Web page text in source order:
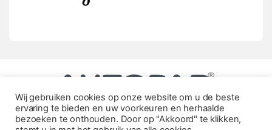
Wij gebruiken cookies op onze website om u de beste
ervaring te bieden en uw voorkeuren en herhaalde
bezoeken te onthouden. Door op "Akkoord" te klikken,